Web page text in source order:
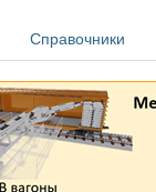
Справочники